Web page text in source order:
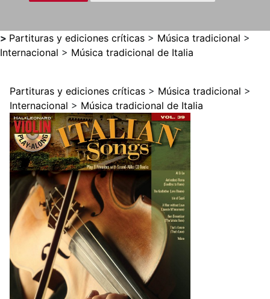
> Partituras y ediciones críticas > Música tradicional >
Internacional > Música tradicional de Italia
Partituras y ediciones críticas > Música tradicional >
Internacional > Música tradicional de Italia